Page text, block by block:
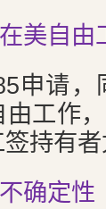
美自由
申请
由工作
持有者
确定性